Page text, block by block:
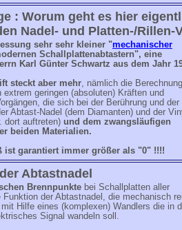
: Worum geht es hier
Nadel- und Platten-/Rillen-
sehr sehr kleiner "mechanischer
Schallplattenabtastern", eine
Karl Günter Schwartz aus dem Jahr
steckt aber mehr, nämlich die
extrem geringen (absoluten) Kräften und
die sich bei der Berührung und der
Abtast-Nadel (dem Diamanten) und der
dort auftreten) und dem zwangsläufigen
beiden Materialien.
ist garantiert immer größer als "0" !!!!
Abtastnadel
Brennpunkte bei Schallplatten aller
Funktion der Abtastnadel, die mechanisch
Hilfe eines (komplexen) Wandlers die in
Signal wandeln soll.